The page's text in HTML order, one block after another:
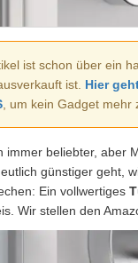
ist schon über ein
ist. Hier
, um kein Gadget mehr
immer beliebter, aber
günstiger geht,
Ein vollwertiges
Wir stellen den